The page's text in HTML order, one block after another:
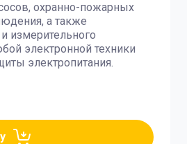
охранно-пожарных
а также
измерительного
электронной техники
электропитания.